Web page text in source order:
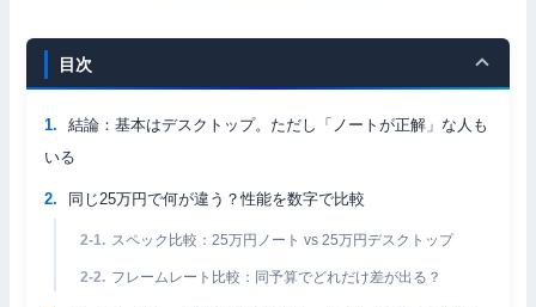
目次
結論：基本はデスクトップ。ただし「ノートが正解」な人も
いる
同じ25万円で何が違う？性能を数字で比較
スペック比較：25万円ノート vs 25万円デスクトップ
フレームレート比較：同予算でどれだけ差が出る？